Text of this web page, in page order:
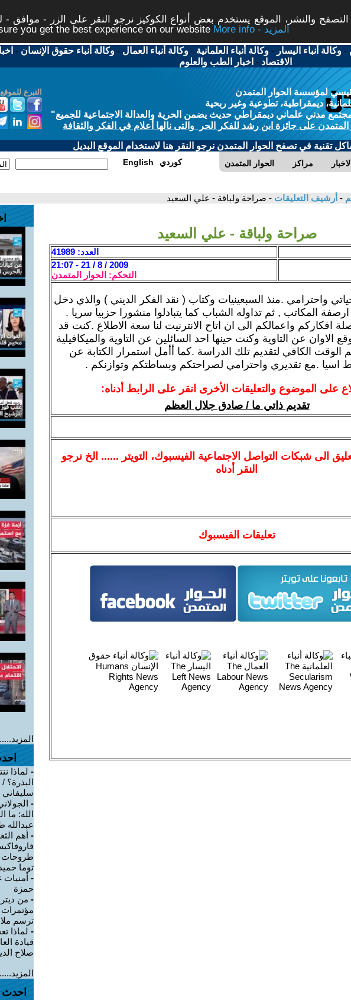
والنشر، الموقع يستخدم بعض أنواع الكوكيز نرجو النقر على الزر - موافق -
you get the best experience on our website
More info - المزيد
-وكالة أنباء اليسار -وكالة أنباء العلمانية -وكالة أنباء العمال -وكالة أنباء حقوق الإنسان -
الاقتصاد - اخبار الطب والعلوم
التبرع
لمؤسسة الحوار المتمدن
ديمقراطية، تطوعية وغير ربحية
مدني علماني ديمقراطي حديث يضمن الحرية والعدالة الاجتماعية للجميع"
المتمدن على جائزة ابن رشد للفكر الحر والتى نالها أعلام في الفكر والثقافة
تقنية في تصفح الحوار المتمدن نرجو النقر هنا لاستخدام الموقع البديل
الحوار المتمدن مراكز الاخبار English كوردي
- أرشيف التعليقات - صراحة ولباقة - علي السعيد
صراحة ولباقة - علي السعيد
العدد: 41989
2009 / 8 / 21 - 21:07
التحكم: الحوار المتمدن
واحترامي .منذ السبعينيات وكتاب ( نقد الفكر الديني ) والذي دخل
المكاتب , ثم تداوله الشباب كما يتبادلوا منشورا حزبيا سريا .
افكاركم واعمالكم الى ان اتاح الانترنيت لنا سعة الاطلاع .كنت قد
عن التاوية وكنت حينها احد السائلين عن التاوية والميكافيلية
الوقت الكافي لتقديم تلك الدراسة .كما أأمل استمرار الكتابة عن
اسيا .مع تقديري واحترامي لصراحتكم وبساطتكم وتوازنكم .
على الموضوع والتعليقات الأخرى انقر على الرابط أدناه:
تقديم ذاتي ما / صادق جلال العظم
الى شبكات التواصل الاجتماعية الفيسبوك، التويتر ...... الخ نرجو
النقر أدناه
تعليقات الفيسبوك
المزيد.....
- لماذا
البذرة؟
سليفاني
-
الله: ما
عبدالله
- أهم
طروحات
توما
- أمنيات
حمزة
- من
مؤتمرات
ترسم
- لماذا
قيادة
صلاح
المزيد.....
احدث